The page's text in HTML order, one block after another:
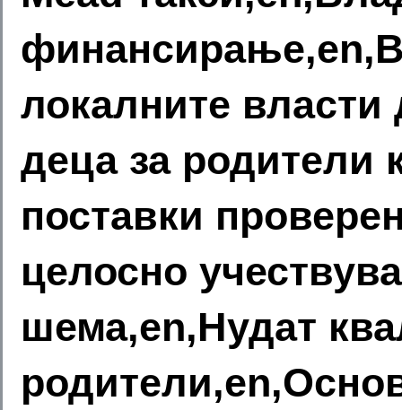
локалните власти
деца за родители
поставки
целосно
шема,en,Нудат